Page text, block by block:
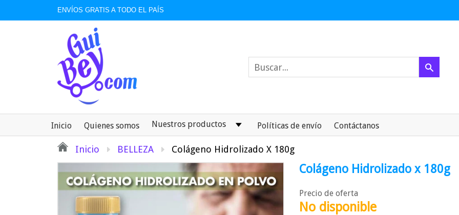
ENVÍOS GRATIS A TODO EL PAÍS
Inicio Quienes somos Nuestros productos Políticas de envío Contáctanos
Inicio BELLEZA Colágeno Hidrolizado X 180g
Colágeno Hidrolizado x 180g
Precio de oferta
No disponible